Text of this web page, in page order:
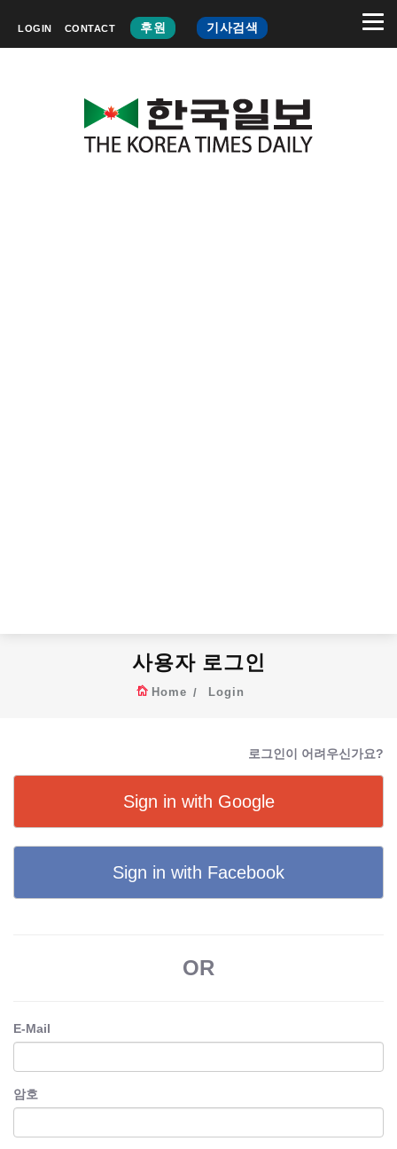
LOGIN CONTACT 후원 기사검색
사용자 로그인
Home Login
로그인이 어려우신가요?
Sign in with Google
Sign in with Facebook
OR
E-Mail
암호